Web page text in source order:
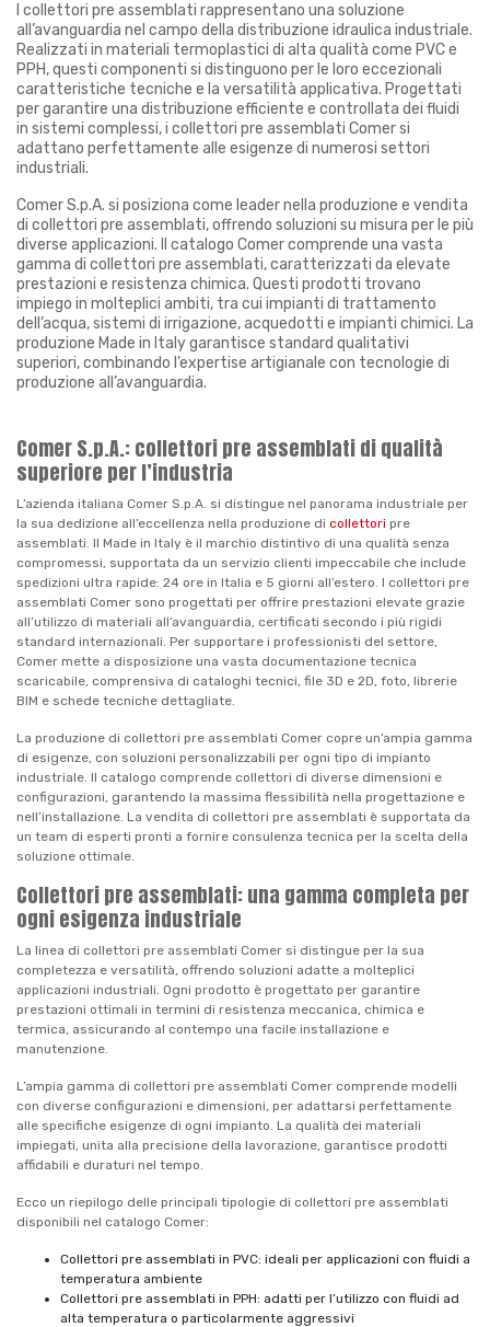
I collettori pre assemblati rappresentano una soluzione
all’avanguardia nel campo della distribuzione idraulica industriale.
Realizzati in materiali termoplastici di alta qualità come PVC e
PPH, questi componenti si distinguono per le loro eccezionali
caratteristiche tecniche e la versatilità applicativa. Progettati
per garantire una distribuzione efficiente e controllata dei fluidi
in sistemi complessi, i collettori pre assemblati Comer si
adattano perfettamente alle esigenze di numerosi settori
industriali.
Comer S.p.A. si posiziona come leader nella produzione e vendita
di collettori pre assemblati, offrendo soluzioni su misura per le più
diverse applicazioni. Il catalogo Comer comprende una vasta
gamma di collettori pre assemblati, caratterizzati da elevate
prestazioni e resistenza chimica. Questi prodotti trovano
impiego in molteplici ambiti, tra cui impianti di trattamento
dell’acqua, sistemi di irrigazione, acquedotti e impianti chimici. La
produzione Made in Italy garantisce standard qualitativi
superiori, combinando l’expertise artigianale con tecnologie di
produzione all’avanguardia.
Comer S.p.A.: collettori pre assemblati di qualità
superiore per l’industria
L’azienda italiana Comer S.p.A. si distingue nel panorama industriale per
la sua dedizione all’eccellenza nella produzione di collettori pre
assemblati. Il Made in Italy è il marchio distintivo di una qualità senza
compromessi, supportata da un servizio clienti impeccabile che include
spedizioni ultra rapide: 24 ore in Italia e 5 giorni all’estero. I collettori pre
assemblati Comer sono progettati per offrire prestazioni elevate grazie
all’utilizzo di materiali all’avanguardia, certificati secondo i più rigidi
standard internazionali. Per supportare i professionisti del settore,
Comer mette a disposizione una vasta documentazione tecnica
scaricabile, comprensiva di cataloghi tecnici, file 3D e 2D, foto, librerie
BIM e schede tecniche dettagliate.
La produzione di collettori pre assemblati Comer copre un’ampia gamma
di esigenze, con soluzioni personalizzabili per ogni tipo di impianto
industriale. Il catalogo comprende collettori di diverse dimensioni e
configurazioni, garantendo la massima flessibilità nella progettazione e
nell’installazione. La vendita di collettori pre assemblati è supportata da
un team di esperti pronti a fornire consulenza tecnica per la scelta della
soluzione ottimale.
Collettori pre assemblati: una gamma completa per
ogni esigenza industriale
La linea di collettori pre assemblati Comer si distingue per la sua
completezza e versatilità, offrendo soluzioni adatte a molteplici
applicazioni industriali. Ogni prodotto è progettato per garantire
prestazioni ottimali in termini di resistenza meccanica, chimica e
termica, assicurando al contempo una facile installazione e
manutenzione.
L’ampia gamma di collettori pre assemblati Comer comprende modelli
con diverse configurazioni e dimensioni, per adattarsi perfettamente
alle specifiche esigenze di ogni impianto. La qualità dei materiali
impiegati, unita alla precisione della lavorazione, garantisce prodotti
affidabili e duraturi nel tempo.
Ecco un riepilogo delle principali tipologie di collettori pre assemblati
disponibili nel catalogo Comer:
Collettori pre assemblati in PVC: ideali per applicazioni con fluidi a
temperatura ambiente
Collettori pre assemblati in PPH: adatti per l’utilizzo con fluidi ad
alta temperatura o particolarmente aggressivi